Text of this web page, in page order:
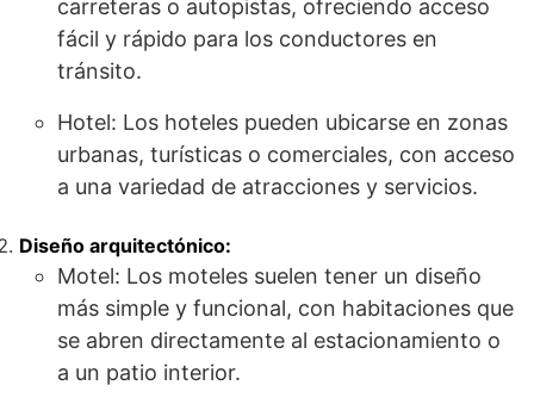
carreteras o autopistas, ofreciendo acceso
fácil y rápido para los conductores en
tránsito.
Hotel: Los hoteles pueden ubicarse en zonas
urbanas, turísticas o comerciales, con acceso
a una variedad de atracciones y servicios.
Diseño arquitectónico:
Motel: Los moteles suelen tener un diseño
más simple y funcional, con habitaciones que
se abren directamente al estacionamiento o
a un patio interior.